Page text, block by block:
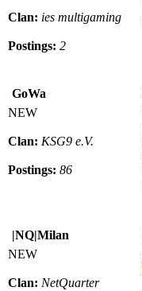
Clan: ies multigaming
Postings: 2
GoWa
NEW
Clan: KSG9 e.V.
Postings: 86
|NQ|Milan
NEW
Clan: NetQuarter